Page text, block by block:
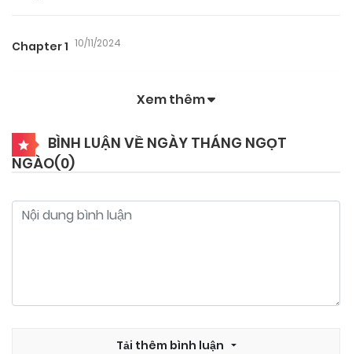
Chapter 1 10/11/2024
Xem thêm
BÌNH LUẬN VỀ NGÀY THÁNG NGỌT
NGÀO(0)
Tải thêm bình luận